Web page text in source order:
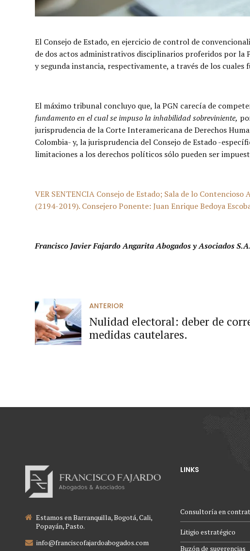
El Consejo de Estado, en ejercicio de control de
de dos actos administrativos disciplinarios proferidos por la
y segunda instancia, respectivamente, a través de los
El máximo tribunal concluyo que, la PGN carecía de
fundamento en el cual se impuso la inhabilidad sobreviniente,
jurisprudencia de la Corte Interamericana de Derechos
Colombia- y, la jurisprudencia del Consejo de Estado -
limitaciones a los derechos políticos sólo pueden ser
VER SENTENCIA Consejo de Estado; Sala de lo
(2194-2019). Consejero Ponente: Juan Enrique Bedoya
Francisco Javier Fajardo Angarita Abogados y Asociados
ANTERIOR
Nulidad electoral: deber de
medidas cautelares.
Estamos en Barranquilla, Bogotá, Cali,
Popayán, Pasto.
info@franciscofajardoabogados.com
LINKS
Consultoría en
Litigio estratégico
Buzón de sugerencias